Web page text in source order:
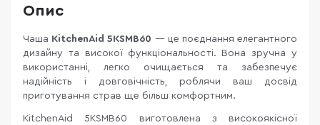
Опис
Чаша KitchenAid 5KSMB60 — це поєднання елегантного
дизайну та високої функціональності. Вона зручна у
використанні, легко очищається та забезпечує
надійність і довговічність, роблячи ваш досвід
приготування страв ще більш комфортним.
KitchenAid 5KSMB60 виготовлена з високоякісної